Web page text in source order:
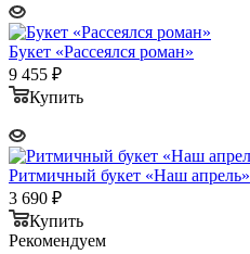
Букет «Рассеялся роман»
9 455 ₽
Купить
Ритмичный букет «Наш апрель»
3 690 ₽
Купить
Рекомендуем